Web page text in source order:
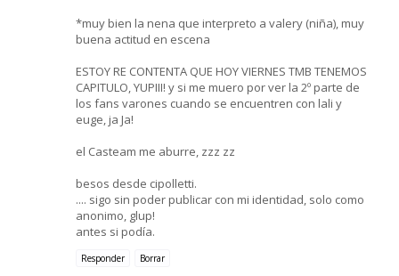
*muy bien la nena que interpreto a valery (niña), muy
buena actitud en escena
ESTOY RE CONTENTA QUE HOY VIERNES TMB TENEMOS
CAPITULO, YUPIII! y si me muero por ver la 2º parte de
los fans varones cuando se encuentren con lali y
euge, ja Ja!
el Casteam me aburre, zzz zz
besos desde cipolletti.
.... sigo sin poder publicar con mi identidad, solo como
anonimo, glup!
antes si podía.
Responder Borrar